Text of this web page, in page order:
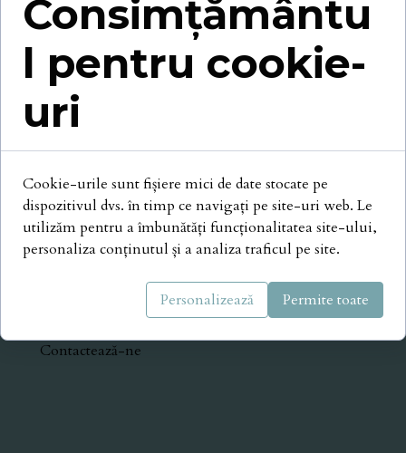
Protocoale
Pagina principală
Contactează-ne
Consimțământu
l pentru cookie-
uri
Cookie-urile sunt fișiere mici de date stocate pe
dispozitivul dvs. în timp ce navigați pe site-uri web. Le
utilizăm pentru a îmbunătăți funcționalitatea site-ului,
personaliza conținutul și a analiza traficul pe site.
Personalizează Permite toate